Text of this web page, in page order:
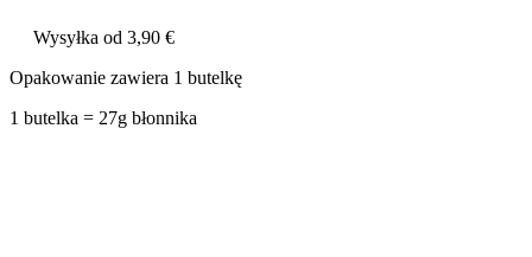
Wysyłka od 3,90 €
Opakowanie zawiera 1 butelkę
1 butelka = 27g błonnika